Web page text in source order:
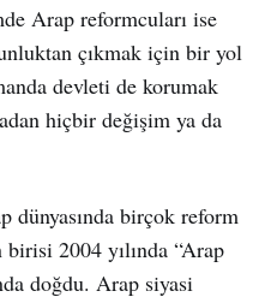
Arap reformcuları ise
çıkmak için bir yol
devleti de korumak
hiçbir değişim ya da
dünyasında birçok reform
2004 yılında “Arap
doğdu. Arap siyasi